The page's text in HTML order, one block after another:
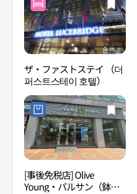
ザ・ファストステイ （더
퍼스트스테이 호텔）
[事後免税店] Olive
Young・パルサン（鉢